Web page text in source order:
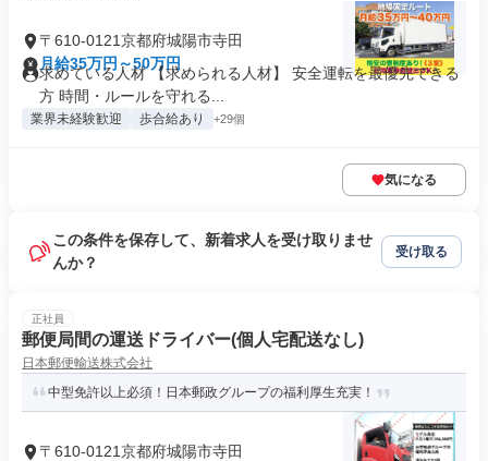
〒610-0121京都府城陽市寺田
月給35万円～50万円
求めている人材 【求められる人材】 安全運転を最優先できる
方 時間・ルールを守れる...
業界未経験歓迎 歩合給あり +29個
気になる
この条件を保存して、新着求人を受け取りませ
んか？
受け取る
正社員
郵便局間の運送ドライバー(個人宅配送なし)
日本郵便輸送株式会社
中型免許以上必須！日本郵政グループの福利厚生充実！
〒610-0121京都府城陽市寺田